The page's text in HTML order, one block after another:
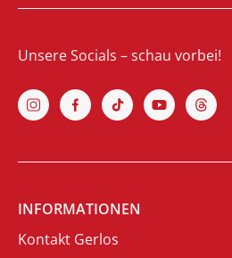
Unsere Socials – schau vorbei!
INFORMATIONEN
Kontakt Gerlos